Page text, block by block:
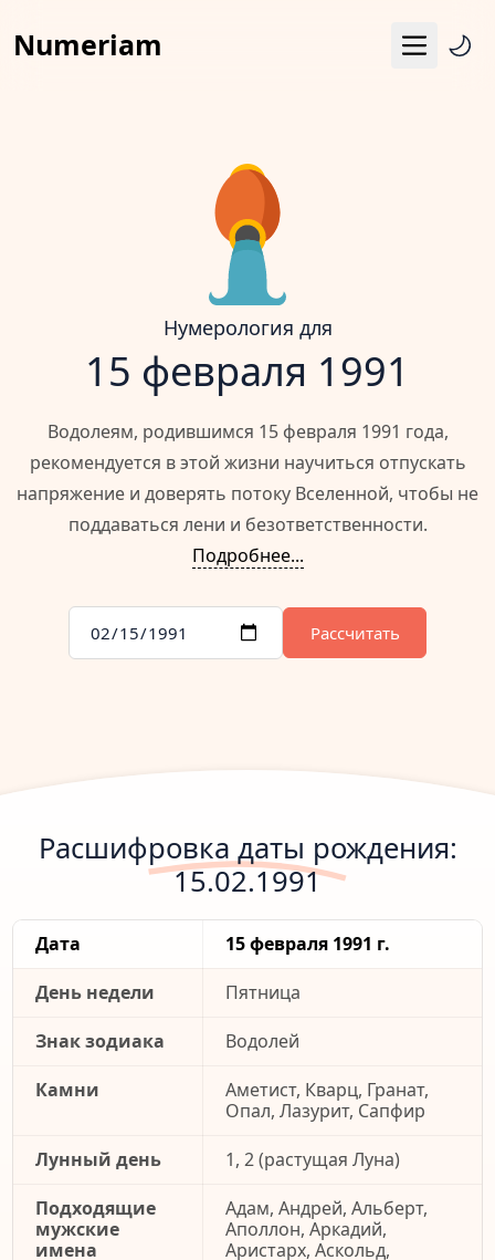
Numeriam Меню
Матрица судьбы
Гороскоп
Календарь
Нумерология для
15 февраля 1991
Водолеям, родившимся 15 февраля 1991 года,
рекомендуется в этой жизни научиться отпускать
напряжение и доверять потоку Вселенной, чтобы не
поддаваться лени и безответственности.
Подробнее...
Рассчитать
Расшифровка даты рождения:
15.02.1991
Дата
15 февраля 1991 г.
День недели
Пятница
Знак зодиака
Водолей
Камни
Аметист, Кварц, Гранат,
Опал, Лазурит, Сапфир
Лунный день
1, 2 (растущая Луна)
Подходящие
мужские
имена
Адам, Андрей, Альберт,
Аполлон, Аркадий,
Аристарх, Аскольд,